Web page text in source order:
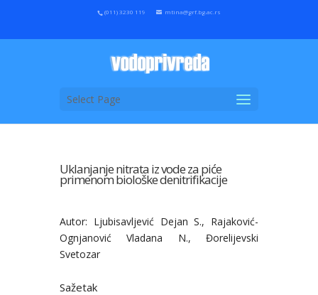
(011) 3230 119 mtina@grf.bg.ac.rs
Select Page
Uklanjanje nitrata iz vode za piće
primenom biološke denitrifikacije
Autor: Ljubisavljević Dejan S., Rajaković-
Ognjanović Vladana N., Đorelijevski
Svetozar
Sažetak